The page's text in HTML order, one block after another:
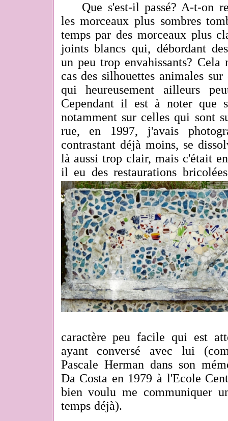
Que s'est-il passé? A-t-on
les morceaux plus sombres
temps par des morceaux plus
joints blancs qui, débordant
un peu trop envahissants?
cas des silhouettes animales
qui heureusement ailleurs
Cependant il est à noter que
notamment sur celles qui sont
rue, en 1997, j'avais
contrastant déjà moins, se
là aussi trop clair, mais c'était
il eu des restaurations
caractère peu facile qui est
ayant conversé avec lui
Pascale Herman dans son
Da Costa en 1979 à l'Ecole
bien voulu me communiquer
temps déjà).